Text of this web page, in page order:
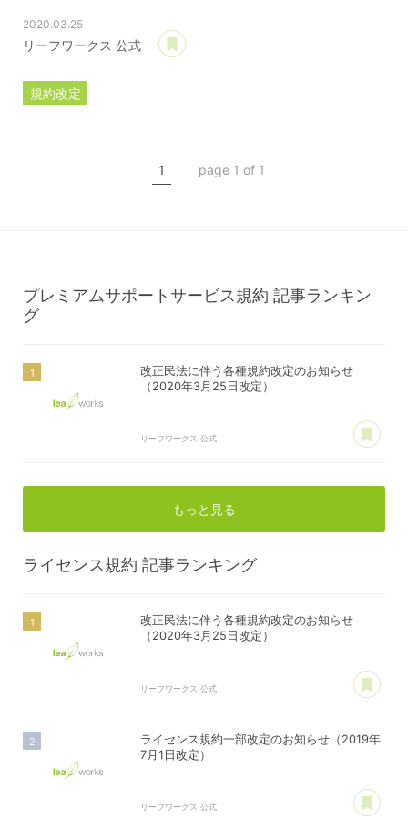
2020.03.25
リーフワークス 公式
規約改定
1 page 1 of 1
プレミアムサポートサービス規約 記事ランキン
グ
改正民法に伴う各種規約改定のお知らせ
（2020年3月25日改定）
リーフワークス 公式
もっと見る
ライセンス規約 記事ランキング
改正民法に伴う各種規約改定のお知らせ
（2020年3月25日改定）
リーフワークス 公式
ライセンス規約一部改定のお知らせ（2019年
7月1日改定）
リーフワークス 公式